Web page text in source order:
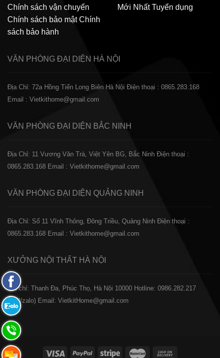
Chính sách vận chuyển
Chính sách bảo mật Chính
sách bảo hành
Mới Nhất Tuyển dụng
VĂN PHÒNG ĐẠI DIỆN HÀ NỘI
Địa Chỉ: 72a Hồng Tiến Long Biên Hà Nội Điện thoại : 0865.283.168
Email : Vietkithome@gmail.com
VĂN PHÒNG ĐẠI DIỆN BẮC NINH
Địa Chỉ: 11 Vương Văn Trà, Việt Yên BG, Bắc Ninh Điện thoại :
0865.283.168 Email : Vietkithome@gmail.com
VĂN PHÒNG ĐẠI DIỆN QUẢNG NINH
Địa Chỉ: Số 11 Vĩnh Thông, Đông Triều, Quảng Ninh Điện thoại :
0865.283.168 Email : Vietkithome@gmail.com
XƯỞNG NỘI THẤT HÀ NỘI
️Địa chỉ: Thanh Đa, Phúc Thọ, Hà Nội 10000 Hotline: 0986.282.217
(Call/zalo) Email: VietkitHome@gmail.com
Fanpage
Facebook
Zalo:
0865.283.168
Hotline:
0865.283.168
Hotline: